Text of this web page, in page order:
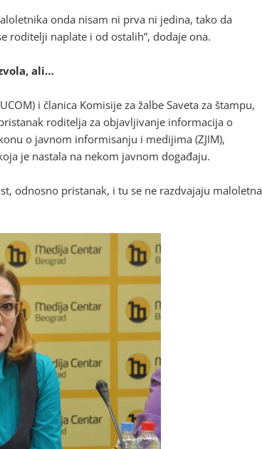
onda nisam ni prva ni jedina, tako da
roditelji naplate i od ostalih”, dodaje ona.
ali…
i članica Komisije za žalbe Saveta za štampu,
roditelja za objavljivanje informacija o
o javnom informisanju i medijima (ZJIM),
je nastala na nekom javnom događaju.
odnosno pristanak, i tu se ne razdvajaju maloletna